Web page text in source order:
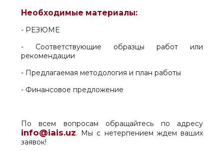
Необходимые материалы:
- РЕЗЮМЕ
- Соответствующие образцы работ или
рекомендации
- Предлагаемая методология и план работы
- Финансовое предложение
По всем вопросам обращайтесь по адресу
info@iais.uz. Мы с нетерпением ждем ваших
заявок!